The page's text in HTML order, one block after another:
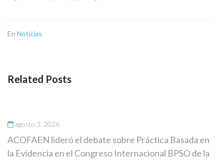
En Noticias
Related Posts
agosto 3, 2026
ACOFAEN lideró el debate sobre Práctica Basada en
la Evidencia en el Congreso Internacional BPSO de la